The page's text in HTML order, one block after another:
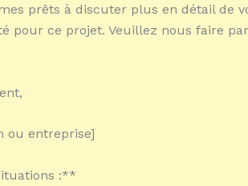
prêts à discuter plus en détail de
pour ce projet. Veuillez nous faire
ou entreprise]
:**